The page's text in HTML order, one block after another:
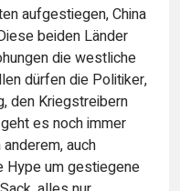
aufgestiegen, China
beiden Länder
die westliche
dürfen die Politiker,
den Kriegstreibern
es noch immer
auch
Hype um gestiegene